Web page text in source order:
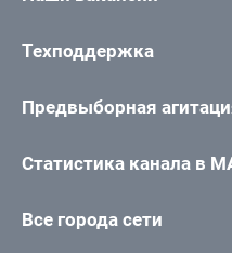
Техподдержка
Предвыборная
Статистика канала в
Все города сети